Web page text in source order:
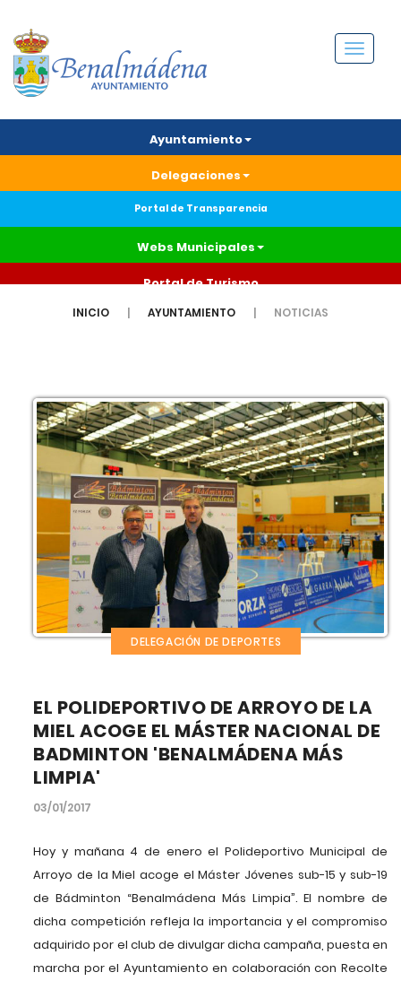
Menú
Ayuntamiento
Delegaciones
Portal de Transparencia
Webs Municipales
Portal de Turismo
INICIO AYUNTAMIENTO NOTICIAS
DELEGACIÓN DE DEPORTES
EL POLIDEPORTIVO DE ARROYO DE LA
MIEL ACOGE EL MÁSTER NACIONAL DE
BADMINTON 'BENALMÁDENA MÁS
LIMPIA'
03/01/2017
Hoy y mañana 4 de enero el Polideportivo Municipal de
Arroyo de la Miel acoge el Máster Jóvenes sub-15 y sub-19
de Bádminton “Benalmádena Más Limpia”. El nombre de
dicha competición refleja la importancia y el compromiso
adquirido por el club de divulgar dicha campaña, puesta en
marcha por el Ayuntamiento en colaboración con Recolte